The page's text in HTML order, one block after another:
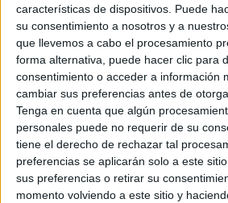
características de dispositivos. Puede
su consentimiento a nosotros y a
que llevemos a cabo el procesamiento
forma alternativa, puede hacer clic para
consentimiento o acceder a información
cambiar sus preferencias antes de
Tenga en cuenta que algún
personales puede no requerir de su
tiene el derecho de rechazar tal
preferencias se aplicarán solo a este
sus preferencias o retirar su
momento volviendo a este sitio y